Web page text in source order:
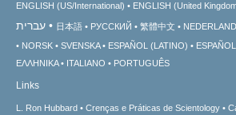
ENGLISH (US/International) ENGLISH (United
עברית 日本語 РУССКИЙ 繁體中文
NORSK
SVENSKA ESPAÑOL (LATINO)
ΕΛΛΗΝΙΚA
ITALIANO PORTUGUÊS
Links
L. Ron Hubbard Crenças e Práticas de Scientology